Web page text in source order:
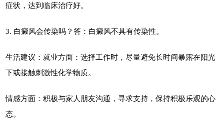
症状，达到临床治疗好。
3. 白癜风会传染吗？答：白癜风不具有传染性。
生活建议：就业方面：选择工作时，尽量避免长时间暴露在阳光
下或接触刺激性化学物质。
情感方面：积极与家人朋友沟通，寻求支持，保持积极乐观的心
态。